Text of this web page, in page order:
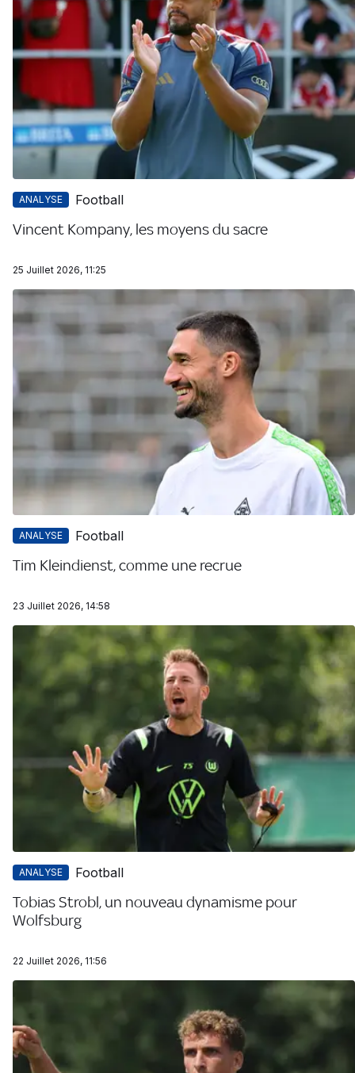
ANALYSE Football
Vincent Kompany, les moyens du sacre
25 Juillet 2026, 11:25
ANALYSE Football
Tim Kleindienst, comme une recrue
23 Juillet 2026, 14:58
ANALYSE Football
Tobias Strobl, un nouveau dynamisme pour
Wolfsburg
22 Juillet 2026, 11:56